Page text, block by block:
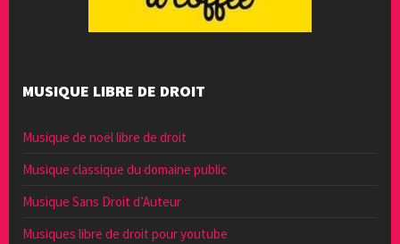
MUSIQUE LIBRE DE DROIT
Musique de noël libre de droit
Musique classique du domaine public
Musique Sans Droit d’Auteur
Musiques libre de droit pour youtube